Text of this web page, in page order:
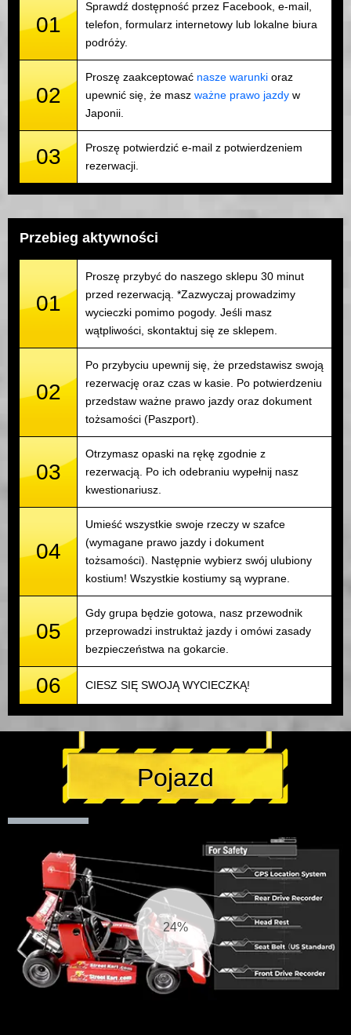
01
Sprawdź dostępność przez Facebook, e-mail,
telefon, formularz internetowy lub lokalne biura
podróży.
02
Proszę zaakceptować nasze warunki oraz
upewnić się, że masz ważne prawo jazdy w
Japonii.
03
Proszę potwierdzić e-mail z potwierdzeniem
rezerwacji.
Przebieg aktywności
01
Proszę przybyć do naszego sklepu 30 minut
przed rezerwacją. *Zazwyczaj prowadzimy
wycieczki pomimo pogody. Jeśli masz
wątpliwości, skontaktuj się ze sklepem.
02
Po przybyciu upewnij się, że przedstawisz swoją
rezerwację oraz czas w kasie. Po potwierdzeniu
przedstaw ważne prawo jazdy oraz dokument
tożsamości (Paszport).
03
Otrzymasz opaski na rękę zgodnie z
rezerwacją. Po ich odebraniu wypełnij nasz
kwestionariusz.
04
Umieść wszystkie swoje rzeczy w szafce
(wymagane prawo jazdy i dokument
tożsamości). Następnie wybierz swój ulubiony
kostium! Wszystkie kostiumy są wyprane.
05
Gdy grupa będzie gotowa, nasz przewodnik
przeprowadzi instruktaż jazdy i omówi zasady
bezpieczeństwa na gokarcie.
06 CIESZ SIĘ SWOJĄ WYCIECZKĄ!
Pojazd
25%